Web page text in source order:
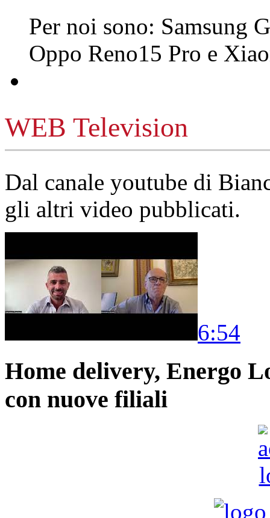
Per noi sono: Samsung
Oppo Reno15 Pro e
WEB Television
Dal canale youtube di
gli altri video pubblicati.
6:54
Home delivery, Energo
con nuove filiali